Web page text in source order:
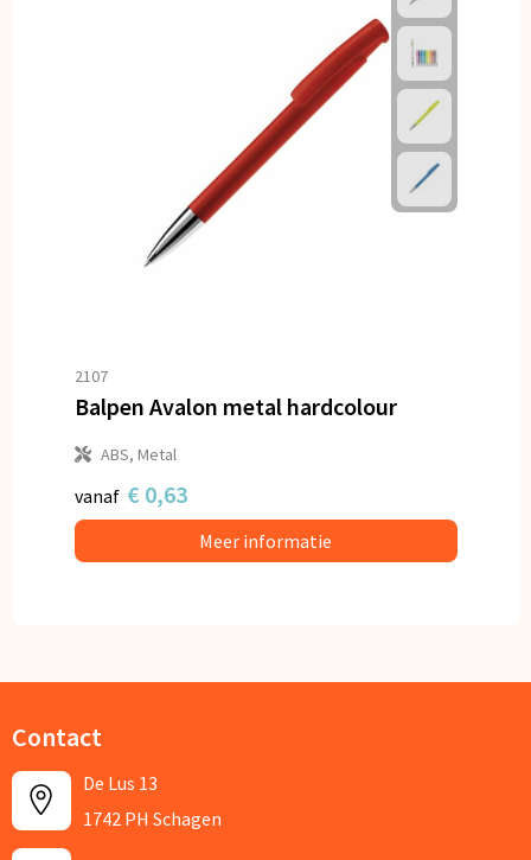
2107
Balpen Avalon metal hardcolour
ABS, Metal
vanaf € 0,63
Meer informatie
Contact
De Lus 13
1742 PH Schagen